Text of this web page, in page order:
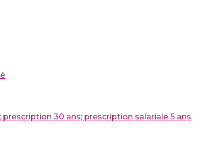
prescription 30 ans; prescription salariale 5 ans